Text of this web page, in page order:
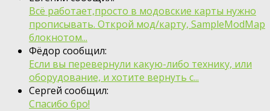
Всё работает,просто в модовские карты нужно
прописывать. Открой мод/карту, SampleModMap
блокнотом...
Фёдор сообщил:
Если вы перевернули какую-либо технику, или
оборудование, и хотите вернуть с...
Сергей сообщил:
Спасибо бро!